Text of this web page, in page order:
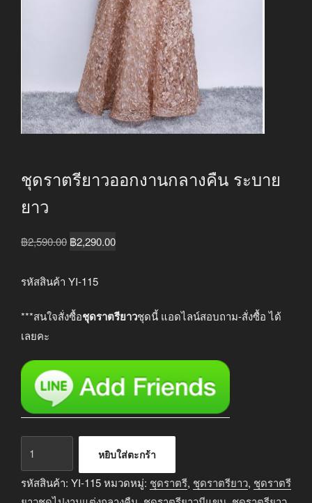
ชุดราตรียาวออกงานกลางคืน ระบาย
ยาว
฿2,590.00 Original
was:
฿2,290.00Current
รหัสสินค้า YI-115
***สนใจสั่งซื้อชุดราตรียาวชุดนี้ แอดไลน์สอบถาม-สั่งซื้อ ได้
เลยคะ
ราตรี
หยิบใส่ตะกร้า
รหัสสินค้า: YI-115หมวดหมู่: ชุดราตรี, ชุดราตรียาว, ชุดราตรี